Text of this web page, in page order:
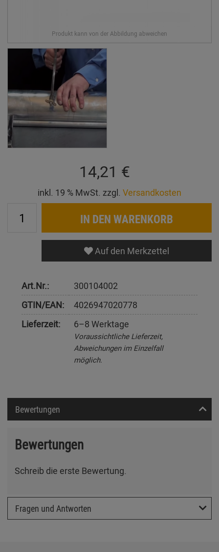
14,21 €
inkl. 19 % MwSt. zzgl. Versandkosten
IN DEN WARENKORB
Auf den Merkzettel
Art.Nr.:
300104002
GTIN/EAN:
4026947020778
Lieferzeit:
6–8 Werktage
Voraussichtliche Lieferzeit,
Abweichungen im Einzelfall
möglich.
Bewertungen
Bewertungen
Schreib die erste Bewertung.
Fragen und Antworten